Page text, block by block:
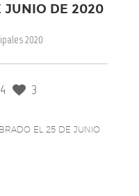
JUNIO DE 2020
2020
3
EL 25 DE JUNIO